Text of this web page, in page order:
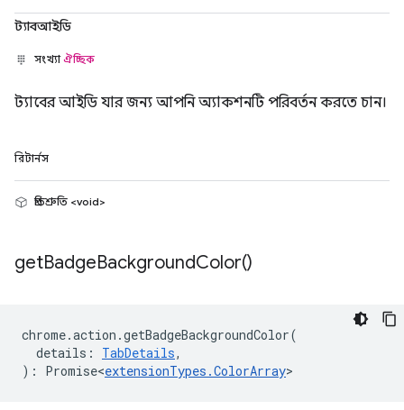
ট্যাবআইডি
সংখ্যাঐচ্ছিক
ট্যাবের আইডি যার জন্য আপনি অ্যাকশনটি পরিবর্তন করতে চান।
রিটার্নস
প্রতিশ্রুতি <void>
getBadgeBackgroundColor()
chrome.action .getBadgeBackgroundColor(
details : TabDetails,
) : Promise<extensionTypes .ColorArray>